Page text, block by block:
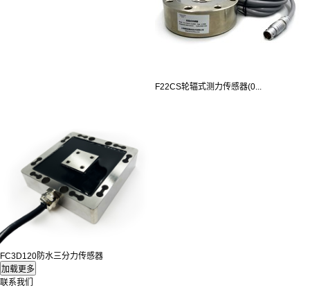
F22CS轮辐式测力传感器(0...
FC3D120防水三分力传感器
联系我们